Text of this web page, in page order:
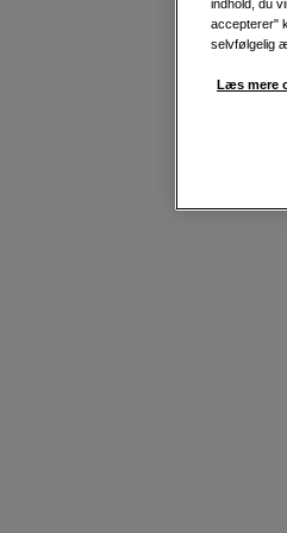
indhold, du
accepterer"
selvfølgelig
Læs mere